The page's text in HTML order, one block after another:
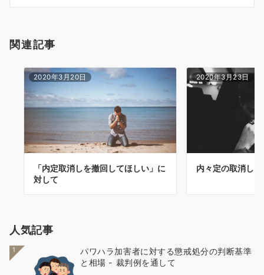
関連記事
2020年3月20日
「内定取消しを撤回してほしい」に
対して
2020年3月23日
内々定の取消し -
人気記事
1
パワハラ加害者に対する懲戒処分の判断基準
と相場 - 裁判例を通して